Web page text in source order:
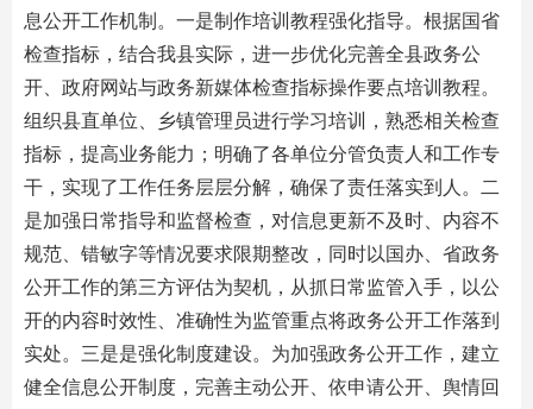
息公开工作机制。一是制作培训教程强化指导。根据国省
检查指标，结合我县实际，进一步优化完善全县政务公
开、政府网站与政务新媒体检查指标操作要点培训教程。
组织县直单位、乡镇管理员进行学习培训，熟悉相关检查
指标，提高业务能力；明确了各单位分管负责人和工作专
干，实现了工作任务层层分解，确保了责任落实到人。二
是加强日常指导和监督检查，对信息更新不及时、内容不
规范、错敏字等情况要求限期整改，同时以国办、省政务
公开工作的第三方评估为契机，从抓日常监管入手，以公
开的内容时效性、准确性为监管重点将政务公开工作落到
实处。三是是强化制度建设。为加强政务公开工作，建立
健全信息公开制度，完善主动公开、依申请公开、舆情回